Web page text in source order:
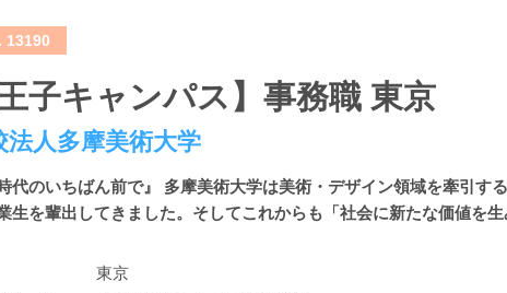
13190
王子キャンパス】事務職 東京
法人多摩美術大学
代のいちばん前で』 多摩美術大学は美術・デザイン領域を牽引す
生を輩出してきました。そしてこれからも「社会に新たな価値を
東京